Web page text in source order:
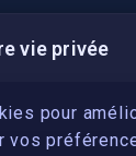
vie privée
pour
vos